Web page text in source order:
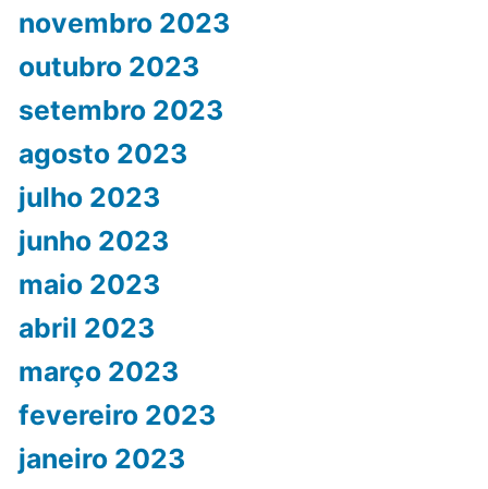
novembro 2023
outubro 2023
setembro 2023
agosto 2023
julho 2023
junho 2023
maio 2023
abril 2023
março 2023
fevereiro 2023
janeiro 2023